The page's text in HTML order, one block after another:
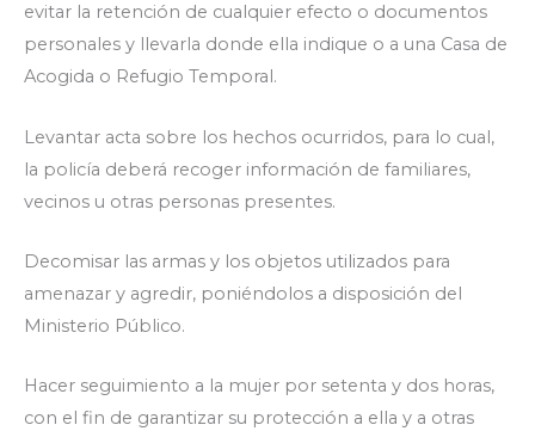
evitar la retención de cualquier efecto o documentos
personales y llevarla donde ella indique o a una Casa de
Acogida o Refugio Temporal.
Levantar acta sobre los hechos ocurridos, para lo cual,
la policía deberá recoger información de familiares,
vecinos u otras personas presentes.
Decomisar las armas y los objetos utilizados para
amenazar y agredir, poniéndolos a disposición del
Ministerio Público.
Hacer seguimiento a la mujer por setenta y dos horas,
con el fin de garantizar su protección a ella y a otras